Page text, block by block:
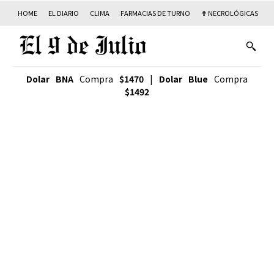
HOME EL DIARIO CLIMA FARMACIAS DE TURNO ✟ NECROLÓGICAS
Dolar BNA Compra $1470 | Dolar Blue Compra
$1492